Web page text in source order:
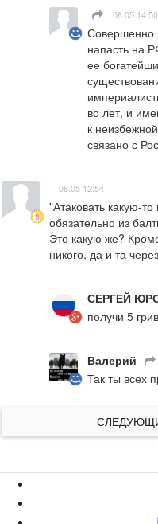
08.05 14:50
Совершенно
напасть на
ее
во лет, и
к
связано с
08.05 12:54
"Атаковать какую-
обязательно из
Это какую же?
никого, да и та
СЕРГЕЙ
получи 5
Валерий
Так ты всех